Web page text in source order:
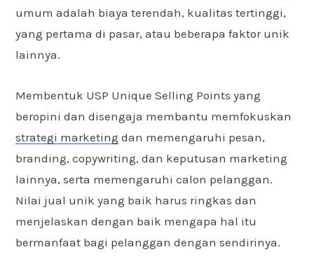
umum adalah biaya terendah, kualitas tertinggi,
yang pertama di pasar, atau beberapa faktor unik
lainnya.
Membentuk USP Unique Selling Points yang
beropini dan disengaja membantu memfokuskan
strategi marketing dan memengaruhi pesan,
branding, copywriting, dan keputusan marketing
lainnya, serta memengaruhi calon pelanggan.
Nilai jual unik yang baik harus ringkas dan
menjelaskan dengan baik mengapa hal itu
bermanfaat bagi pelanggan dengan sendirinya.